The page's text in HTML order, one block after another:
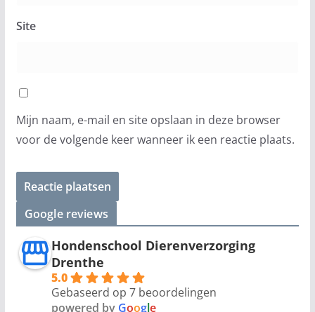
Site
Mijn naam, e-mail en site opslaan in deze browser
voor de volgende keer wanneer ik een reactie plaats.
Google reviews
Hondenschool Dierenverzorging
Drenthe
5.0
Gebaseerd op 7 beoordelingen
powered by Google